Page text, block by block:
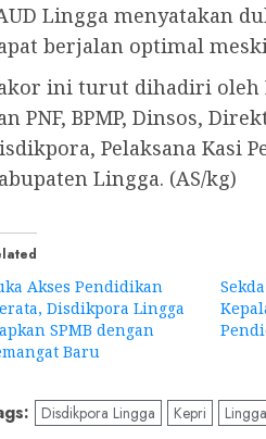
Lingga menyatakan
berjalan optimal
ini turut dihadiri oleh
PNF, BPMP, Dinsos,
Pelaksana Kasi
Lingga. (AS/kg)
Akses Pendidikan
Disdikpora Lingga
SPMB dengan
Baru
Disdikpora Lingga Kepri Lingga